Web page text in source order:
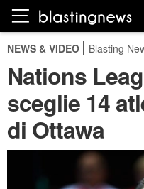
NEWS & VIDEO Blasting
Nations
sceglie 14
di Ottawa